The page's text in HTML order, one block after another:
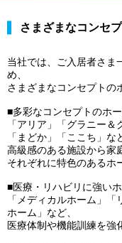
さまざまなコンセ
当社では、ご入居者さま
め、
さまざまなコンセプトの
■多彩なコンセプトのホ
「アリア」「グラニー
「まどか」「ここち」な
高級感のある施設から家
それぞれに特色のあるホ
■医療・リハビリに強い
「メディカルホーム」
ホーム」など、
医療体制や機能訓練を強